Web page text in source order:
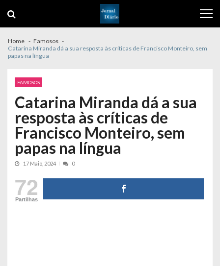
navigation
content
Home
Famosos
Catarina Miranda dá a sua resposta às críticas de Francisco Monteiro, sem
papas na língua
FAMOSOS
Catarina Miranda dá a sua
resposta às críticas de
Francisco Monteiro, sem
papas na língua
17 Maio, 2024 0
72
Partilhas